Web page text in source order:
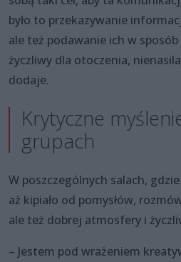
było to przekazywanie
ale też podawanie ich w
życzliwy dla otoczenia,
dodaje.
Krytyczne
grupach
W poszczególnych salach,
aż kipiało od pomysłów,
ale też dobrej atmosfery i
– Jestem pod wrażeniem